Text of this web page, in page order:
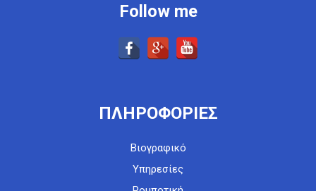
Follow me
ΠΛΗΡΟΦΟΡΙΕΣ
Βιογραφικό
Υπηρεσίες